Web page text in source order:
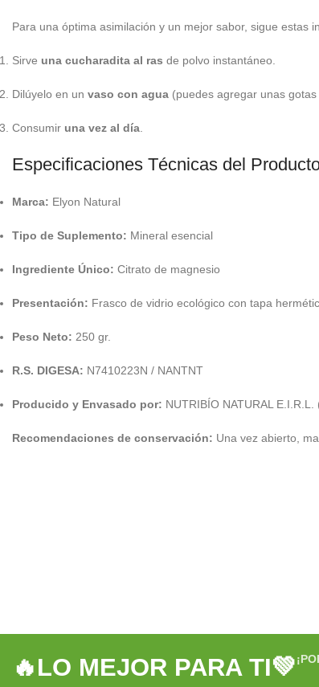
Para una óptima asimilación y un mejor sabor, sigue estas
Sirve una cucharadita al ras de polvo instantáneo.
Dilúyelo en un vaso con agua (puedes agregar unas
Consumir una vez al día
Especificaciones Técnicas del
Marca: Elyon Natural
Tipo de Suplemento: Mineral esencial
Ingrediente Único: Citrato de magnesio
Presentación: Frasco de vidrio ecológico con tapa
Peso Neto: 250 gr.
R.S. DIGESA: N7410223N / NANTNT
Producido y Envasado por: NUTRIBÍO NATURAL
Recomendaciones de conservación: Una vez abierto,
🔥LO MEJOR PARA TI💚